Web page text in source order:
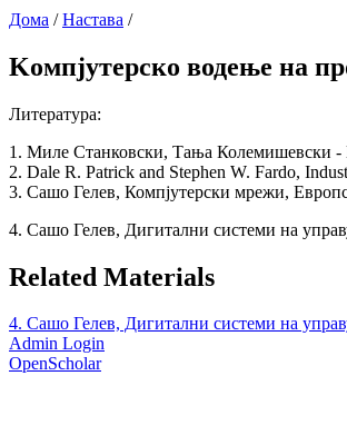
Дома / Настава /
Kомпјутерско водење на
Литература:
1. Миле Станковски, Тања Колемишевски -
2. Dale R. Patrick and Stephen W. Fardo,
3. Сашо Гелев, Компјутерски мрежи,
4. Сашо Гелев, Дигитални системи на
Related Materials
4. Сашо Гелев, Дигитални системи на
Admin Login
OpenScholar